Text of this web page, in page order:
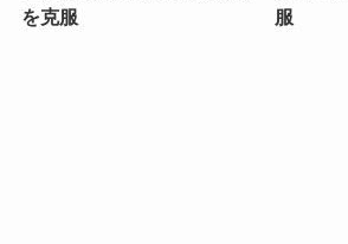
を克服
服